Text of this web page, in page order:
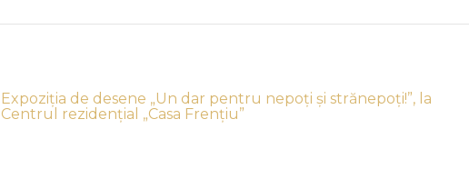
Expoziția de desene „Un dar pentru nepoți și strănepoți!”, la
Centrul rezidențial „Casa Frențiu”